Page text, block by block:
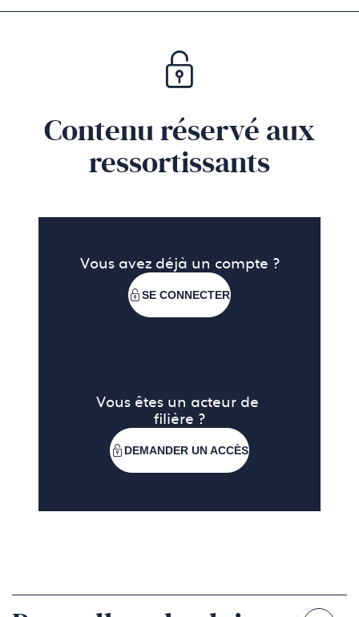
Contenu réservé aux
ressortissants
Vous avez déjà un compte ?
SE CONNECTER
Vous êtes un acteur de
filière ?
DEMANDER UN ACCÈS